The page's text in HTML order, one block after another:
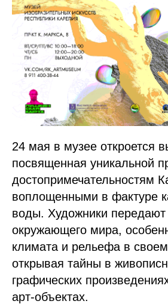
24 мая в музее откроется
посвященная уникальной
достопримечательностям
воплощенными в фактуре
воды. Художники передают
окружающего мира,
климата и рельефа в своем
открывая тайны в
графических
арт-объектах.